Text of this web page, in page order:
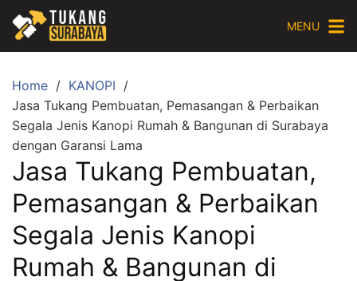
content
MENU
Home
KANOPI
Jasa Tukang Pembuatan, Pemasangan & Perbaikan
Segala Jenis Kanopi Rumah & Bangunan di Surabaya
dengan Garansi Lama
Jasa Tukang Pembuatan,
Pemasangan & Perbaikan
Segala Jenis Kanopi
Rumah & Bangunan di